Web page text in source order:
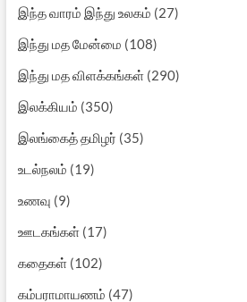
இந்த வாரம் இந்து உலகம் (27)
இந்து மத மேன்மை (108)
இந்து மத விளக்கங்கள்(290)
இலக்கியம் (350)
இலங்கைத் தமிழர் (35)
உடல்நலம் (19)
உணவு (9)
ஊடகங்கள்(17)
கதைகள்(102)
கம்பராமாயணம் (47)